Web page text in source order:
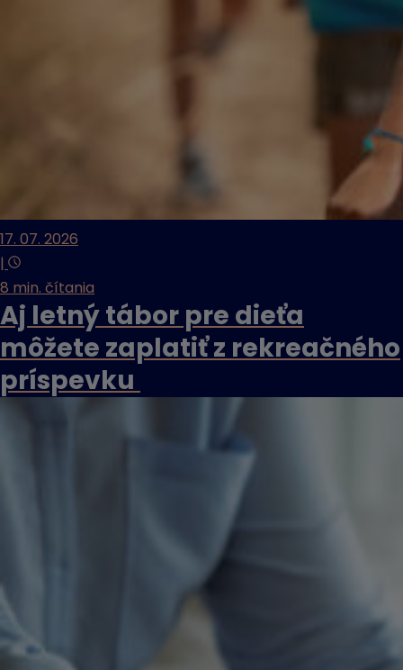
17. 07. 2026
|
8 min. čítania
Aj letný tábor pre dieťa
môžete zaplatiť z rekreačného
príspevku